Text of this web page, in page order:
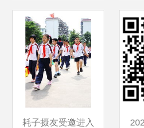
田径运动会
耗子摄友受邀进入